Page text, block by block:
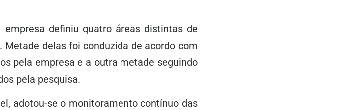
definiu quatro áreas distintas de
Metade delas foi conduzida de acordo com
pela empresa e a outra metade seguindo
pela pesquisa.
adotou-se o monitoramento contínuo das